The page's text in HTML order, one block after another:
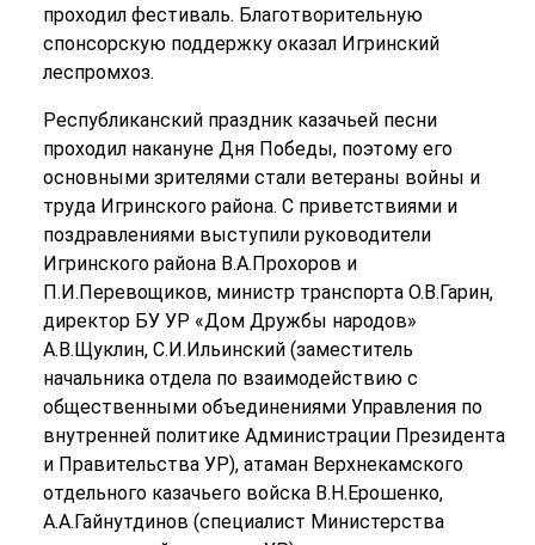
проходил фестиваль. Благотворительную
спонсорскую поддержку оказал Игринский
леспромхоз.
Республиканский праздник казачьей песни
проходил накануне Дня Победы, поэтому его
основными зрителями стали ветераны войны и
труда Игринского района. С приветствиями и
поздравлениями выступили руководители
Игринского района В.А.Прохоров и
П.И.Перевощиков, министр транспорта О.В.Гарин,
директор БУ УР «Дом Дружбы народов»
А.В.Щуклин, С.И.Ильинский (заместитель
начальника отдела по взаимодействию с
общественными объединениями Управления по
внутренней политике Администрации Президента
и Правительства УР), атаман Верхнекамского
отдельного казачьего войска В.Н.Ерошенко,
А.А.Гайнутдинов (специалист Министерства